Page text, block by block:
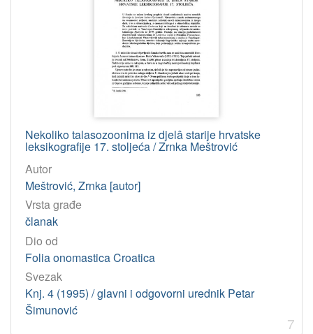
Nekoliko talasozoonima iz djelâ starije hrvatske
leksikografije 17. stoljeća / Zrnka Meštrović
Autor
Meštrović, Zrnka [autor]
Vrsta građe
članak
Dio od
Folia onomastica Croatica
Svezak
Knj. 4 (1995) / glavni i odgovorni urednik Petar
Šimunović
7